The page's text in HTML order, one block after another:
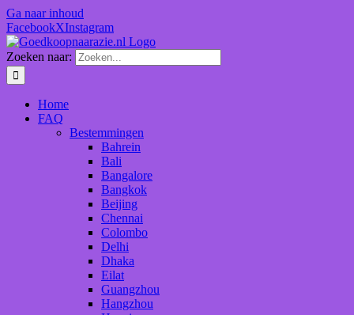
Ga naar inhoud
FacebookXInstagram
Zoeken naar:
Home
FAQ
Bestemmingen
Bahrein
Bali
Bangalore
Bangkok
Beijing
Chennai
Colombo
Delhi
Dhaka
Eilat
Guangzhou
Hangzhou